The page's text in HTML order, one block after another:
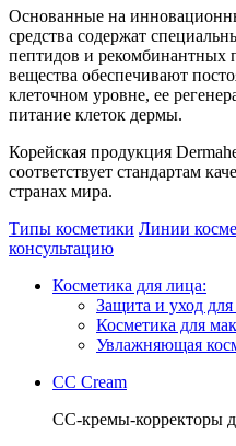
Основанные на
средства содержат
пептидов и рекомбинантных
вещества обеспечивают
клеточном уровне, ее
питание клеток дермы.
Корейская продукция
соответствует стандартам
странах мира.
Типы косметики Линии
консультацию
Косметика для лица:
Защита и уход
Косметика для
Увлажняющая
CC Cream
CC-кремы-корректоры